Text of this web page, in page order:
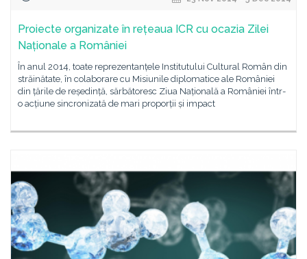
Proiecte organizate în rețeaua ICR cu ocazia Zilei
Naționale a României
În anul 2014, toate reprezentanțele Institutului Cultural Român din
străinătate, în colaborare cu Misiunile diplomatice ale României
din țările de reședință, sărbătoresc Ziua Națională a României într-
o acțiune sincronizată de mari proporții și impact